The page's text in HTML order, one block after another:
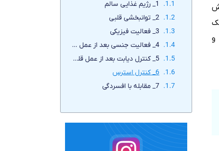
و
1_ رژیم غذایی سالم
2_ توانبخشی قلبی
3_ فعالیت فیزیکی
4_ فعالیت جنسی بعد از عمل قلب
5_ کنترل دیابت بعد از عمل قلب باز
6_ کنترل استرس
7_ مقابله با افسردگی